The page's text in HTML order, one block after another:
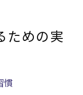
ための実
慣